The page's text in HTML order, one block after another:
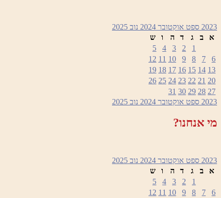
2023 ספט אוקטובר 2024 נוב 2025
א
ב ג ד ה ו
ש
1
2
3
4
5
6
7
8
9
10
11
12
13
14
15
16
17
18
19
20
21
22
23
24
25
26
27
28
29
30
31
2023 ספט אוקטובר 2024 נוב 2025
מי אנחנו?
2023 ספט אוקטובר 2024 נוב 2025
א
ב ג ד ה ו
ש
1
2
3
4
5
6
7
8
9
10
11
12